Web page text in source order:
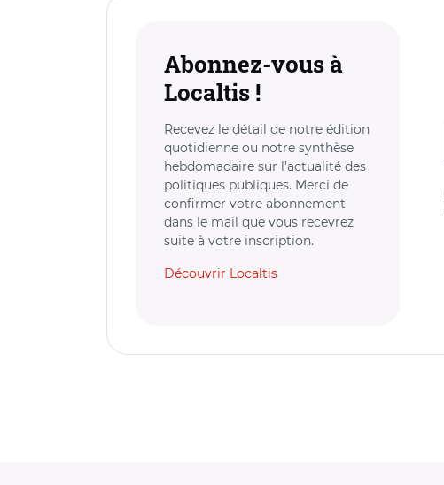
Abonnez-vous à
Localtis !
Recevez le détail de notre édition
quotidienne ou notre synthèse
hebdomadaire sur l’actualité des
politiques publiques. Merci de
confirmer votre abonnement
dans le mail que vous recevrez
suite à votre inscription.
Découvrir Localtis